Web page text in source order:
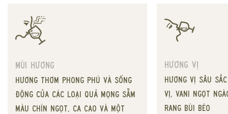
Mùi hương
hương thơm phong phú và sống
động của các loại quả mọng sẫm
màu chín ngọt, ca cao và một
Hương vị
hương vị sâu
vị, vani ngọt
rang bùi béo